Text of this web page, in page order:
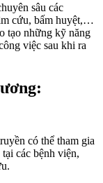
sâu các
cứu, bấm huyệt,…
tạo những kỹ năng
việc sau khi ra
có thể tham gia
các bệnh viện,